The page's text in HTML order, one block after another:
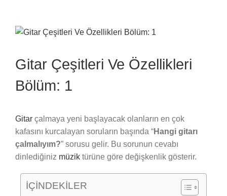
View
Image
Gitar Çeşitleri Ve Özellikleri
Bölüm: 1
Gitar çalmaya yeni başlayacak olanların en çok
kafasını kurcalayan soruların başında “Hangi gitarı
çalmalıyım?” sorusu gelir. Bu sorunun cevabı
dinlediğiniz müzik türüne göre değişkenlik gösterir.
İÇİNDEKİLER